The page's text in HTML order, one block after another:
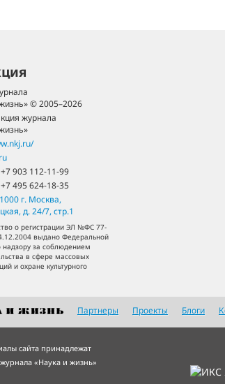
© 2005–2026
журнала
+7 903 112-11-99
+7 495 624-18-35
г. Москва,
д. 24/7, стр.1
о регистрации ЭЛ №ФС 77-
выдано Федеральной
надзору за соблюдением
в сфере массовых
и охране культурного
Партнеры Проекты Блоги
сайта принадлежат
«Наука и жизнь»